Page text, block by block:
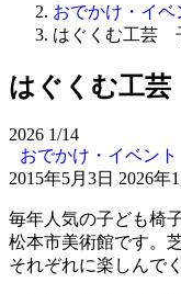
おでかけ・イベ
はぐくむ工芸
はぐくむ工
2026 1/14
おでかけ・イベント
2015年5月3日 2026年
毎年人気の子ども椅子
松本市美術館です。
それぞれに楽しんで